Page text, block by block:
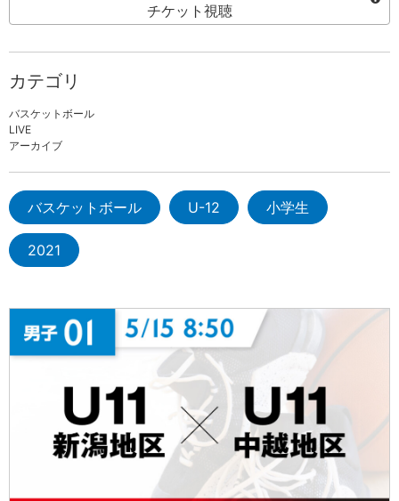
チケット視聴
カテゴリ
バスケットボール
LIVE
アーカイブ
バスケットボール U-12 小学生
2021